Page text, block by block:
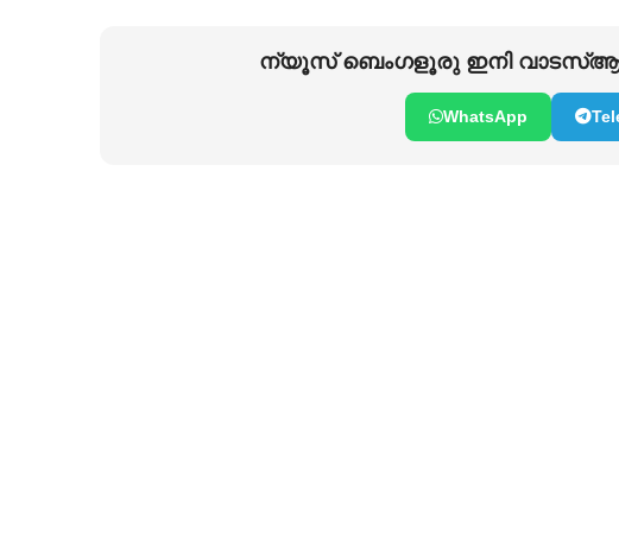
ന്യൂസ് ബെംഗളൂരു ഇനി
WhatsApp